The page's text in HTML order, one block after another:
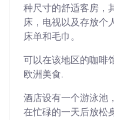
种尺寸的舒适客房，
床，电视以及存放个
床单和毛巾。
可以在该地区的咖啡
欧洲美食.
酒店设有一个游泳池
在忙碌的一天后放松